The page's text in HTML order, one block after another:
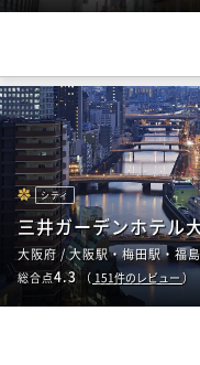
シティ
三井ガーデンホテル
大阪府 / 大阪駅・梅田駅・福
総合点4.3（ 151件のレビュー）